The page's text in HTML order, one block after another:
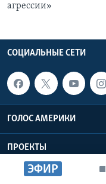
ЭФИР
агрессии»
СОЦИАЛЬНЫЕ СЕТИ
ГОЛОС АМЕРИКИ
ПРОЕКТЫ